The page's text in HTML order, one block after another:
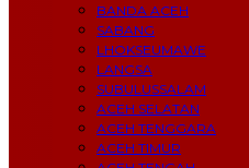
BANDA ACEH
SABANG
LHOKSEUMAWE
LANGSA
SUBULUSSALAM
ACEH SELATAN
ACEH TENGGARA
ACEH TIMUR